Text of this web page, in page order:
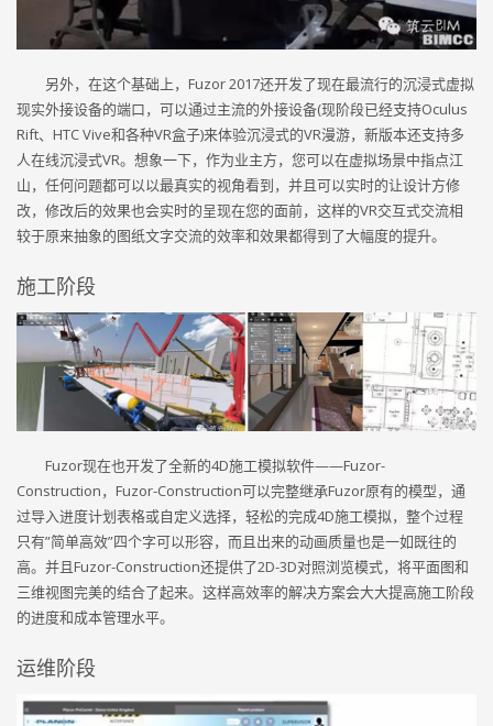
另外，在这个基础上，Fuzor 2017还开发了现在最流行的沉浸式虚拟
现实外接设备的端口，可以通过主流的外接设备(现阶段已经支持Oculus
Rift、HTC Vive和各种VR盒子)来体验沉浸式的VR漫游，新版本还支持多
人在线沉浸式VR。想象一下，作为业主方，您可以在虚拟场景中指点江
山，任何问题都可以以最真实的视角看到，并且可以实时的让设计方修
改，修改后的效果也会实时的呈现在您的面前，这样的VR交互式交流相
较于原来抽象的图纸文字交流的效率和效果都得到了大幅度的提升。
施工阶段
Fuzor现在也开发了全新的4D施工模拟软件——Fuzor-
Construction，Fuzor-Construction可以完整继承Fuzor原有的模型，通
过导入进度计划表格或自定义选择，轻松的完成4D施工模拟，整个过程
只有”简单高效”四个字可以形容，而且出来的动画质量也是一如既往的
高。并且Fuzor-Construction还提供了2D-3D对照浏览模式，将平面图和
三维视图完美的结合了起来。这样高效率的解决方案会大大提高施工阶段
的进度和成本管理水平。
运维阶段